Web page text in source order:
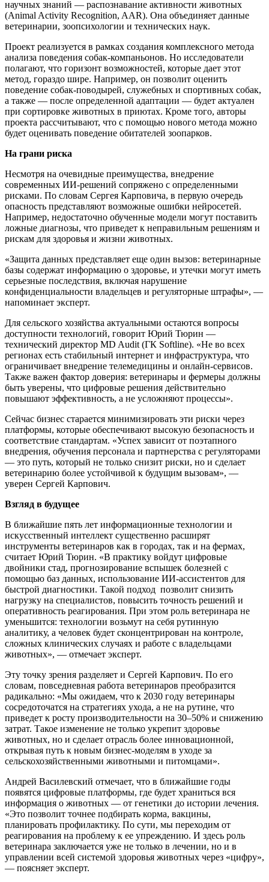
научных знаний — распознавание активности животных
(Animal Activity Recognition, AAR). Она объединяет данные
ветеринарии, зоопсихологии и технических наук.
Проект реализуется в рамках создания комплексного метода
анализа поведения собак-компаньонов. Но исследователи
полагают, что горизонт возможностей, которые дает этот
метод, гораздо шире. Например, он позволит оценить
поведение собак-поводырей, служебных и спортивных собак,
а также — после определенной адаптации — будет актуален
при сортировке животных в приютах. Кроме того, авторы
проекта рассчитывают, что с помощью нового метода можно
будет оценивать поведение обитателей зоопарков.
На грани риска
Несмотря на очевидные преимущества, внедрение
современных ИИ-решений сопряжено с определенными
рисками. По словам Сергея Карповича, в первую очередь
опасность представляют возможные ошибки нейросетей.
Например, недостаточно обученные модели могут поставить
ложные диагнозы, что приведет к неправильным решениям и
рискам для здоровья и жизни животных.
«Защита данных представляет еще один вызов: ветеринарные
базы содержат информацию о здоровье, и утечки могут иметь
серьезные последствия, включая нарушение
конфиденциальности владельцев и регуляторные штрафы», —
напоминает эксперт.
Для сельского хозяйства актуальными остаются вопросы
доступности технологий, говорит Юрий Тюрин —
технический директор MD Audit (ГК Softline). «Не во всех
регионах есть стабильный интернет и инфраструктура, что
ограничивает внедрение телемедицины и онлайн-сервисов.
Также важен фактор доверия: ветеринары и фермеры должны
быть уверены, что цифровые решения действительно
повышают эффективность, а не усложняют процессы».
Сейчас бизнес старается минимизировать эти риски через
платформы, которые обеспечивают высокую безопасность и
соответствие стандартам. «Успех зависит от поэтапного
внедрения, обучения персонала и партнерства с регуляторами
— это путь, который не только снизит риски, но и сделает
ветеринарию более устойчивой к будущим вызовам», —
уверен Сергей Карпович.
Взгляд в будущее
В ближайшие пять лет информационные технологии и
искусственный интеллект существенно расширят
инструменты ветеринаров как в городах, так и на фермах,
считает Юрий Тюрин. «В практику войдут цифровые
двойники стад, прогнозирование вспышек болезней с
помощью баз данных, использование ИИ-ассистентов для
быстрой диагностики. Такой подход позволит снизить
нагрузку на специалистов, повысить точность решений и
оперативность реагирования. При этом роль ветеринара не
уменьшится: технологии возьмут на себя рутинную
аналитику, а человек будет сконцентрирован на контроле,
сложных клинических случаях и работе с владельцами
животных», — отмечает эксперт.
Эту точку зрения разделяет и Сергей Карпович. По его
словам, повседневная работа ветеринаров преобразится
радикально: «Мы ожидаем, что к 2030 году ветеринары
сосредоточатся на стратегиях ухода, а не на рутине, что
приведет к росту производительности на 30–50% и снижению
затрат. Такое изменение не только укрепит здоровье
животных, но и сделает отрасль более инновационной,
открывая путь к новым бизнес-моделям в уходе за
сельскохозяйственными животными и питомцами».
Андрей Василевский отмечает, что в ближайшие годы
появятся цифровые платформы, где будет храниться вся
информация о животных — от генетики до истории лечения.
«Это позволит точнее подбирать корма, вакцины,
планировать профилактику. По сути, мы переходим от
реагирования на проблему к ее упреждению. И здесь роль
ветеринара заключается уже не только в лечении, но и в
управлении всей системой здоровья животных через «цифру»,
— поясняет эксперт.